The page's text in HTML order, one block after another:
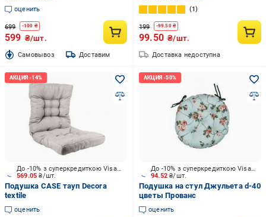
оценить
699 -100 ₴
599 ₴/шт.
Cамовывоз Доставим
1
199 -99.50₴
99.50 ₴/шт.
Доставка недоступна
569.05₴/шт.
До -10% з суперкредиткою Visa Вигода
Подушка CASE тауп Decora
textile
оценить
94.52₴/шт.
До -10% з суперкредиткою Visa Вигода
Подушка на стул Джульета d-40
цветы Прованс
оценить